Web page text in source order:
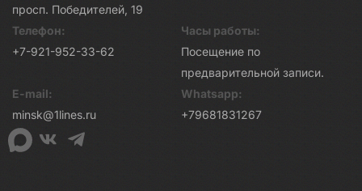
просп. Победителей, 19
Телефон:
+7-921-952-33-62
Часы работы:
Посещение по
предварительной записи.
E-mail:
minsk@1lines.ru
Whatsapp:
+79681831267